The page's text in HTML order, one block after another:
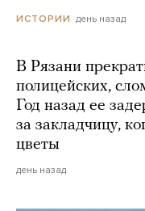
ИСТОРИИ день назад
В Рязани
полицейских,
Год назад ее
за закладчицу,
цветы
день назад